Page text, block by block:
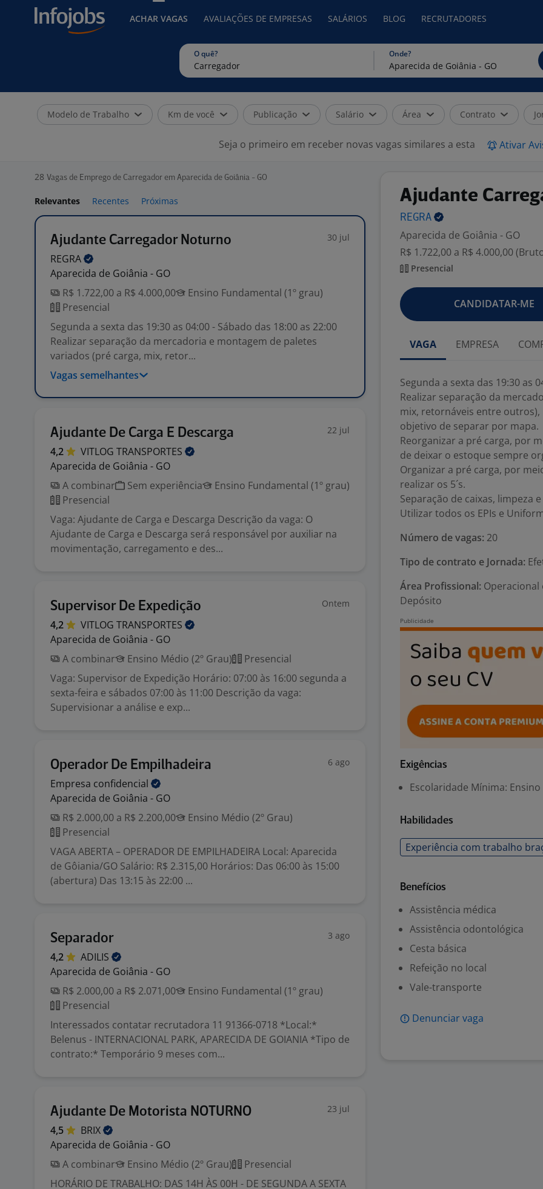
ACHAR VAGAS AVALIAÇÕES DE EMPRESAS SALÁRIOS BLOG RECRUTADORES
O quê? Onde?
Modelo de Trabalho Km de você Publicação Salário Área Contrato
Seja o primeiro em receber novas vagas similares a esta Ativar
28 Vagas de Emprego de Carregador em Aparecida de Goiânia - GO
Relevantes Recentes Próximas
Ajudante Carregador Noturno 30 jul
REGRA
Aparecida de Goiânia - GO
R$ 1.722,00 a R$ 4.000,00
Ensino Fundamental (1º grau)
Presencial
Segunda a sexta das 19:30 as 04:00 - Sábado das 18:00 as 22:00
Realizar separação da mercadoria e montagem de paletes
variados (pré carga, mix, retor...
Vagas semelhantes
Ajudante De Carga E Descarga 22 jul
4,2 VITLOG TRANSPORTES
Aparecida de Goiânia - GO
A combinar
Sem experiência
Ensino Fundamental (1º grau)
Presencial
Vaga: Ajudante de Carga e Descarga Descrição da vaga: O
Ajudante de Carga e Descarga será responsável por auxiliar na
movimentação, carregamento e des...
Supervisor De Expedição Ontem
4,2 VITLOG TRANSPORTES
Aparecida de Goiânia - GO
A combinar
Ensino Médio (2º Grau)
Presencial
Vaga: Supervisor de Expedição Horário: 07:00 às 16:00 segunda a
sexta-feira e sábados 07:00 às 11:00 Descrição da vaga:
Supervisionar a análise e exp...
Operador De Empilhadeira 6 ago
Empresa confidencial
Aparecida de Goiânia - GO
R$ 2.000,00 a R$ 2.200,00
Ensino Médio (2º Grau)
Presencial
VAGA ABERTA – OPERADOR DE EMPILHADEIRA Local: Aparecida
de Gôiania/GO Salário: R$ 2.315,00 Horários: Das 06:00 às 15:00
(abertura) Das 13:15 às 22:00 ...
Separador 3 ago
4,2
ADILIS
Aparecida de Goiânia - GO
R$ 2.000,00 a R$ 2.071,00
Ensino Fundamental (1º grau)
Presencial
Interessados contatar recrutadora 11 91366-0718 *Local:*
Belenus - INTERNACIONAL PARK, APARECIDA DE GOIANIA *Tipo de
contrato:* Temporário 9 meses com...
Ajudante De Motorista NOTURNO 23 jul
4,5
BRIX
Aparecida de Goiânia - GO
A combinar
Ensino Médio (2º Grau)
Presencial
HORÁRIO DE TRABALHO: DAS 14H ÀS 00H - DE SEGUNDA A SEXTA
Ajudante
REGRA
Aparecida de Goiânia - GO
R$ 1.722,00 a R$ 4.000,00
Presencial
CANDIDATAR-ME
VAGA EMPRESA
Segunda a sexta das 19:30 as
Realizar separação da
mix, retornáveis entre
objetivo de separar por mapa.
Reorganizar a pré carga, por
de deixar o estoque sempre
Organizar a pré carga, por
realizar os 5´s.
Separação de caixas, limpeza
Utilizar todos os EPIs e
Número de vagas: 20
Tipo de contrato e Jornada:
Área Profissional: Operacional
Depósito
Exigências
Escolaridade Mínima:
Habilidades
Experiência com trabalho
Benefícios
Assistência médica
Assistência odontológica
Cesta básica
Refeição no local
Vale-transporte
Denunciar vaga